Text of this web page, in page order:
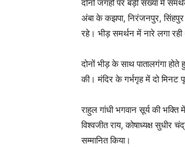
दोनों जगहों पर बड़ी संख्या में
अंबा के कझपा, निरंजनपुर, सिंहपुर
रहे। भीड़ समर्थन में नारे लगा
दोनों भीड़ के साथ पातालगंगा
की। मंदिर के गर्भगृह में दो मिनट
राहुल गांधी भगवान सूर्य की
विश्वजीत राय, कोषाध्यक्ष सुधीर
सम्मानित किया।